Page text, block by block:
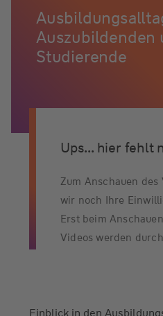
Auszubildenden
Studierende
Ups... hier fehlt
Zum Anschauen
wir noch Ihre
Erst beim
Videos werden
Daten übermittelt.
Einblick in den